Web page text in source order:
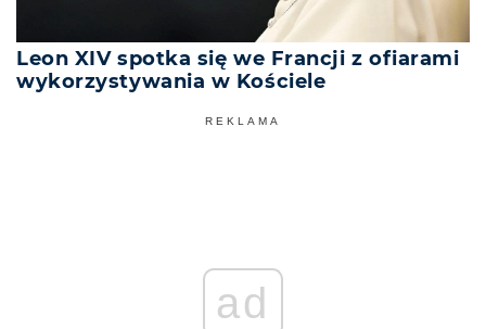
Leon XIV spotka się we Francji z ofiarami
wykorzystywania w Kościele
REKLAMA
ad